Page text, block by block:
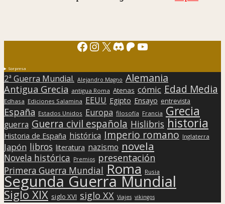
Facebook
Instagram
X Discord
Patreon
YouTube
Sorpresa
2ª Guerra Mundial. Alejandro Magno Alemania
Antigua Grecia antigua Roma Atenas cómic Edad Media
Edhasa Ediciones Salamina EEUU Egipto Ensayo entrevista
España Estados Unidos Europa filosofía Francia Grecia
guerra Guerra civil española Hislibris historia
Historia de España histórica Imperio romano Inglaterra
Japón libros literatura nazismo novela
Novela histórica Premios presentación
Primera Guerra Mundial Roma Rusia
Segunda Guerra Mundial
Siglo XIX siglo XVI siglo XX Viajes vikingos